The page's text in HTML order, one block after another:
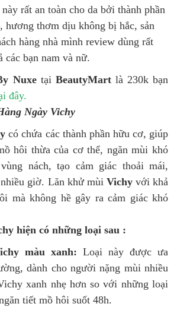
này rất an toàn cho da bởi thành phần
hương thơm dịu không bị hắc, sản
hàng nhà mình review dùng rất
bạn nam và nữ.
Nuxe tại BeautyMartlà 230k bạn
đây.
Ngày Vichy
có chứa các thành phần hữu cơ, giúp
hôi thừa của cơ thể, ngăn mùi khó
nách, tạo cảm giác thoải mái,
giờ. Lăn khử mùi Vichyvới khả
mà không hề gây ra cảm giác khó
hiện có những loại sau :
màu xanh: Loại này được ưa
dành cho người nặng mùi nhiều
xanh nhẹ hơn so với những loại
tiết mồ hôi suốt 48h.